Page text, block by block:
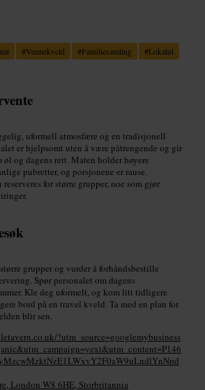
#Vennekveld #Familiesamling #Lokaløl
uformell atmosfære og en tradisjonell
er hjelpsomt uten å være påtrengende og gir
og dagens rett. Maten holder høyere
pubretter, og porsjonene er rause.
for større grupper, noe som gjør
grupper og vurder å forhåndsbestille
Spør personalet om dagens
Kle deg uformelt, og kom litt tidligere
bord på en travel kveld. Ta med en plan for
blir sen.
?utm_source=googlemybusiness
London W8 6HE, Storbritannia